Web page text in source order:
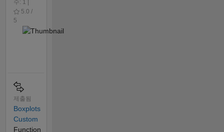
수: 1 |
5.0 /
5
제출됨
Boxplots
Custom
Function